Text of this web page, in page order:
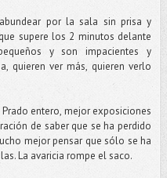
por la sala sin prisa y
supere los 2 minutos delante
y son impacientes y
quieren ver más, quieren verlo
entero, mejor exposiciones
de saber que se ha perdido
mejor pensar que sólo se ha
La avaricia rompe el saco.